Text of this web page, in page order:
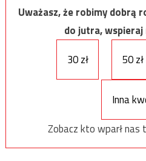
Uważasz, że robimy dobrą
do jutra, wspieraj
30 zł
50 zł
Inna
Zobacz kto wparł nas